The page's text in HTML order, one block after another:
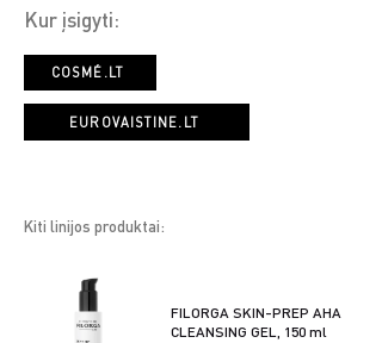
Kur įsigyti:
COSMÉ.LT
EUROVAISTINE.LT
Kiti linijos produktai:
FILORGA SKIN-PREP AHA
CLEANSING GEL, 150 ml